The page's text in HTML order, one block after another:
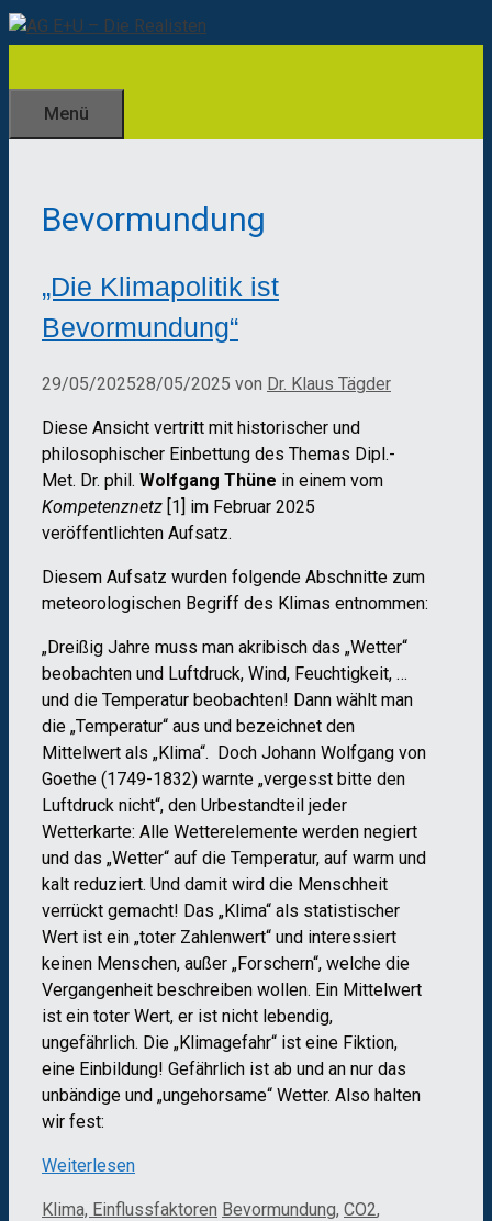
Zum
Inhalt
Menü
Bevormundung
„Die Klimapolitik ist
Bevormundung“
29/05/202528/05/2025 von Dr. Klaus Tägder
Diese Ansicht vertritt mit historischer und
philosophischer Einbettung des Themas Dipl.-
Met. Dr. phil. Wolfgang Thüne in einem vom
Kompetenznetz [1] im Februar 2025
veröffentlichten Aufsatz.
Diesem Aufsatz wurden folgende Abschnitte zum
meteorologischen Begriff des Klimas entnommen:
„Dreißig Jahre muss man akribisch das „Wetter“
beobachten und Luftdruck, Wind, Feuchtigkeit, …
und die Temperatur beobachten! Dann wählt man
die „Temperatur“ aus und bezeichnet den
Mittelwert als „Klima“. Doch Johann Wolfgang von
Goethe (1749-1832) warnte „vergesst bitte den
Luftdruck nicht“, den Urbestandteil jeder
Wetterkarte: Alle Wetterelemente werden negiert
und das „Wetter“ auf die Temperatur, auf warm und
kalt reduziert. Und damit wird die Menschheit
verrückt gemacht! Das „Klima“ als statistischer
Wert ist ein „toter Zahlenwert“ und interessiert
keinen Menschen, außer „Forschern“, welche die
Vergangenheit beschreiben wollen. Ein Mittelwert
ist ein toter Wert, er ist nicht lebendig,
ungefährlich. Die „Klimagefahr“ ist eine Fiktion,
eine Einbildung! Gefährlich ist ab und an nur das
unbändige und „ungehorsame“ Wetter. Also halten
wir fest:
Weiterlesen
Kategorien
Klima, Einflussfaktoren Schlagwörter
Bevormundung, CO2,